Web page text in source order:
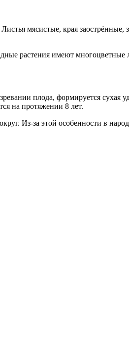
мясистые, края заострённые,
растения имеют многоцветные
плода, формируется сухая
на протяжении 8 лет.
Из-за этой особенности в